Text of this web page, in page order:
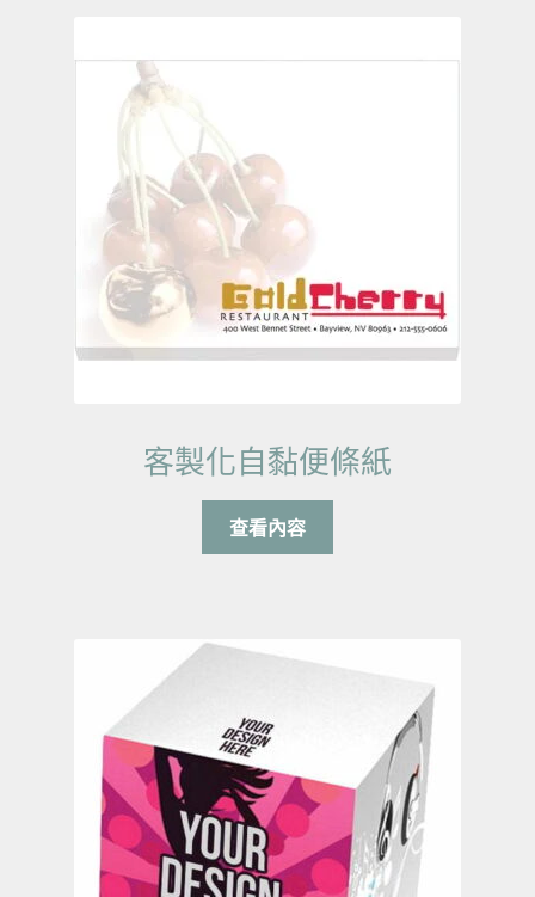
客製化自黏便條紙
查看內容